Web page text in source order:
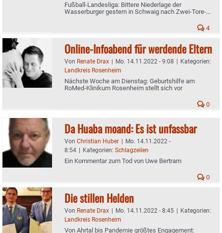
Fußball-Landesliga: Bittere Niederlage der
Wasserburger gestern in Schwaig nach Zwei-Tore-
4
Online-Infoabend für werdende Eltern
Von Renate Drax | Mo. 14.11.2022 - 9:08 | Kategorien:
Landkreis Rosenheim
Nächste Woche am Dienstag: Geburtshilfe am
RoMed-Klinikum Rosenheim stellt sich vor
0
Da Huaba moand: Es ist unfassbar
Von Christian Huber | Mo. 14.11.2022 -
8:54 | Kategorien: Schlagzeilen
Ein Kommentar zum Tod von Uwe Bertram
0
Die stillen Helden
Von Renate Drax | Mo. 14.11.2022 - 8:45 | Kategorien:
Landkreis Rosenheim
Von Ahrtal bis Pandemie größtes Engagement: